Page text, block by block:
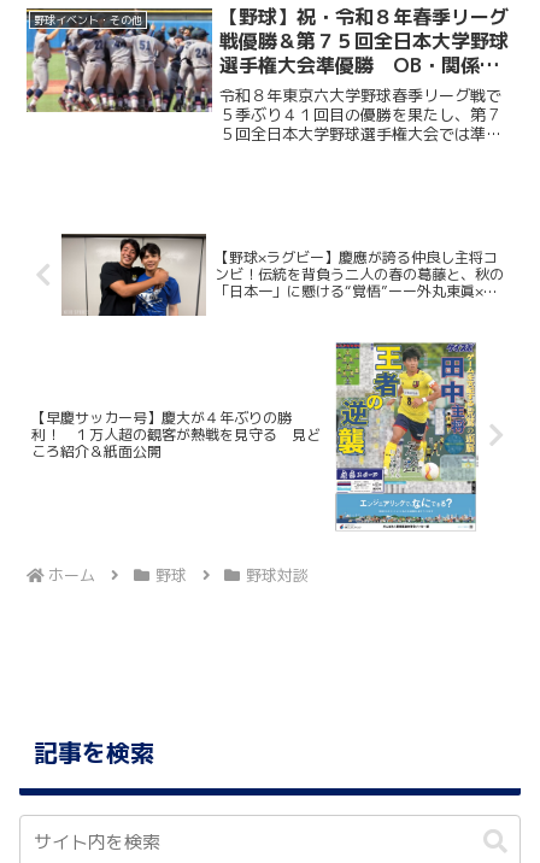
人が集まり、選手たちの健闘をたたえ
た。前編では、堀井監督の挨...
野球イベント・その他
【野球】祝・令和８年春季リーグ
戦優勝＆第７５回全日本大学野球
選手権大会準優勝 OB・関係者
からのお祝いメッセージ
令和８年東京六大学野球春季リーグ戦で
５季ぶり４１回目の優勝を果たし、第７
５回全日本大学野球選手権大会では準優
【野球×ラグビー】慶應が誇る仲良し主将コ
ンビ！伝統を背負う二人の春の葛藤と、秋の
「日本一」に懸ける“覚悟”ーー外丸東眞×今
【早慶サッカー号】慶大が４年ぶりの勝
利！ １万人超の観客が熱戦を見守る 見ど
ころ紹介＆紙面公開
ホーム 野球 野球対談
記事を検索